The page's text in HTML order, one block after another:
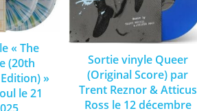
« The
(20th
»
le 21
Sortie vinyle Queer
(Original Score) par
Trent Reznor & Atticus
Ross le 12 décembre